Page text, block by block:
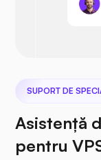
SUPORT DE
Asistență
pentru